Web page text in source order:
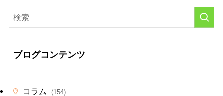
ブログコンテンツ
コラム (154)